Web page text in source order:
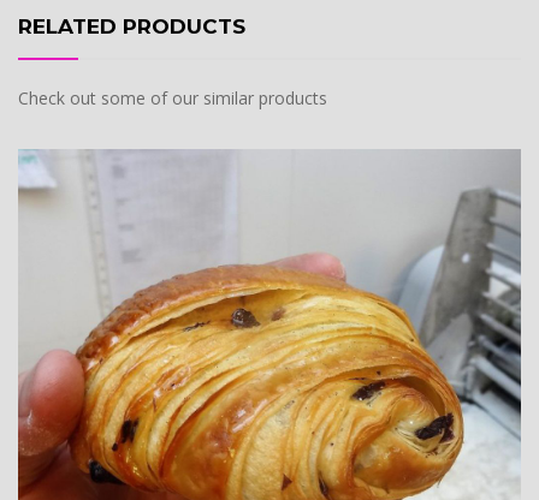
RELATED PRODUCTS
Check out some of our similar products